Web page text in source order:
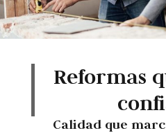
Reformas
Calidad que